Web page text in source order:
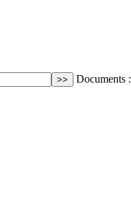
Documents :